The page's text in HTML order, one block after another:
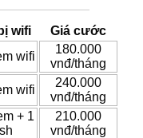
wifi
Giá cước
wifi
180.000
vnđ/tháng
wifi
240.000
vnđ/tháng
+ 1
210.000
vnđ/tháng